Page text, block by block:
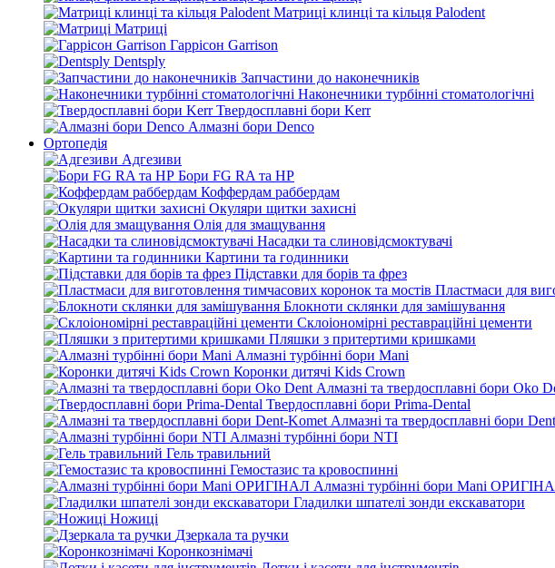
Матриці клинці та кільця Palodent
Матриці
Гаррісон Garrison
Dentsply
Запчастини до наконечників
Наконечники турбінні стоматологічні
Твердосплавні бори Kerr
Алмазні бори Denco
Ортопедія
Адгезиви
Бори FG RA та HP
Коффердам раббердам
Окуляри щитки захисні
Олія для змащування
Насадки та слиновідсмоктувачі
Картини та годинники
Підставки для борів та фрез
Пластмаси для
Блокноти склянки для замішування
Склоіономірні реставраційні цементи
Пляшки з притертими кришками
Алмазні турбінні бори Mani
Коронки дитячі Kids Crown
Алмазні та твердосплавні бори Oko
Твердосплавні бори Prima-Dental
Алмазні та твердосплавні бори
Алмазні турбінні бори NTI
Гель травильний
Гемостазис та кровоспинні
Алмазні турбінні бори Mani
Гладилки шпателі зонди екскаватори
Ножиці
Дзеркала та ручки
Коронкознімачі